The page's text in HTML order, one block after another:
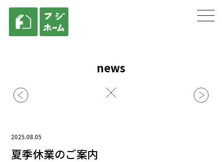
news
2025.08.05
夏季休業のご案内